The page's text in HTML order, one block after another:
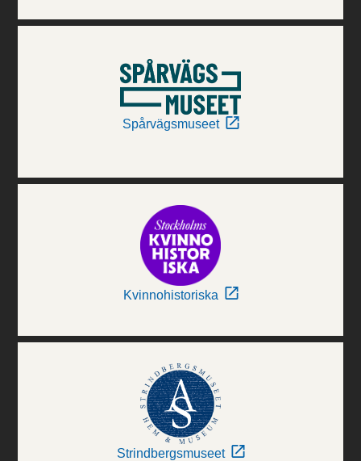
Spårvägsmuseet
Kvinnohistoriska
Strindbergsmuseet